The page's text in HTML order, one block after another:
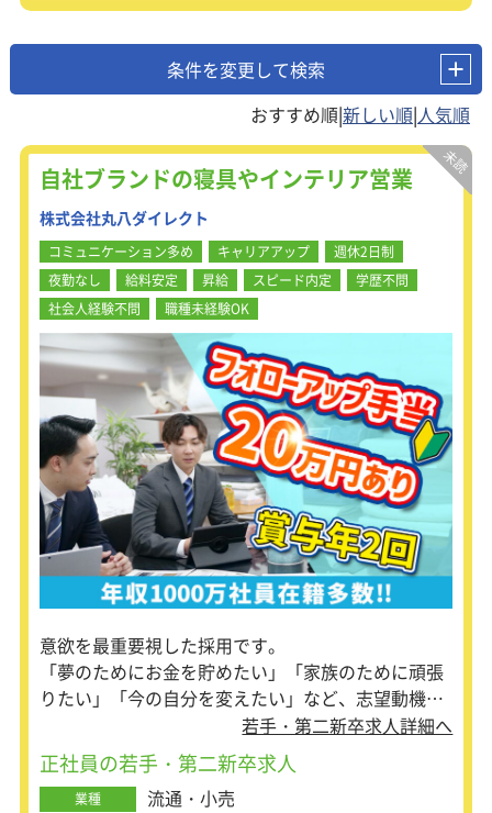
条件を変更して検索
|
|
自社ブランドの寝具やインテリア営業
株式会社丸八ダイレクト
コミュニケーション多め キャリアアップ
週休2日制
夜勤なし
給料安定 昇給 スピード内定
学歴不問
社会人経験不問
職種未経験OK
意欲を最重要視した採用です。
「夢のためにお金を貯めたい」「家族のために頑張
りたい」「今の自分を変えたい」など、志望動機は
コミュニケーションをとることが好きな方、最速で
キャリアアップ・高収入を目指したい方歓迎しま
若手・第二新卒求人詳細へ
正社員の若手・第二新卒求人
業種 流通・小売